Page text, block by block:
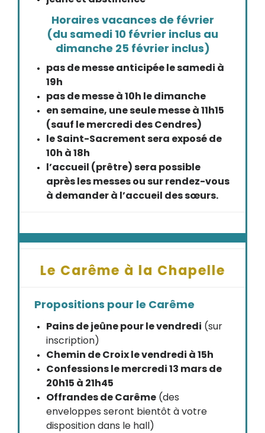
Horaires vacances de février
(du samedi 10 février inclus au
dimanche 25 février inclus)
pas de messe anticipée le samedi à
19h
pas de messe à 10h le dimanche
en semaine, une seule messe à 11h15
(sauf le mercredi des Cendres)
le Saint-Sacrement sera exposé de
10h à 18h
l’accueil (prêtre) sera possible
après les messes ou sur rendez-vous
à demander à l’accueil des sœurs.
Le Carême à la Chapelle
Propositions pour le Carême
Pains de jeûne pour le vendredi (sur
inscription)
Chemin de Croix le vendredi à 15h
Confessions le mercredi 13 mars de
20h15 à 21h45
Offrandes de Carême (des
enveloppes seront bientôt à votre
disposition dans le hall)